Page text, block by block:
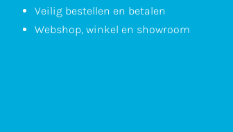
Veilig bestellen en betalen
Webshop, winkel en showroom